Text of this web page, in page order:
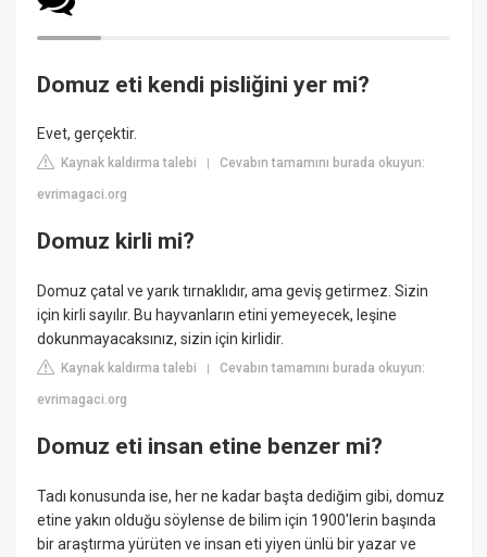
Domuz eti kendi pisliğini yer mi?
Evet, gerçektir.
Kaynak kaldırma talebi |Cevabın tamamını burada okuyun:
evrimagaci.org
Domuz kirli mi?
Domuz çatal ve yarık tırnaklıdır, ama geviş getirmez. Sizin
için kirli sayılır. Bu hayvanların etini yemeyecek, leşine
dokunmayacaksınız, sizin için kirlidir.
Kaynak kaldırma talebi |Cevabın tamamını burada okuyun:
evrimagaci.org
Domuz eti insan etine benzer mi?
Tadı konusunda ise, her ne kadar başta dediğim gibi, domuz
etine yakın olduğu söylense de bilim için 1900'lerin başında
bir araştırma yürüten ve insan eti yiyen ünlü bir yazar ve